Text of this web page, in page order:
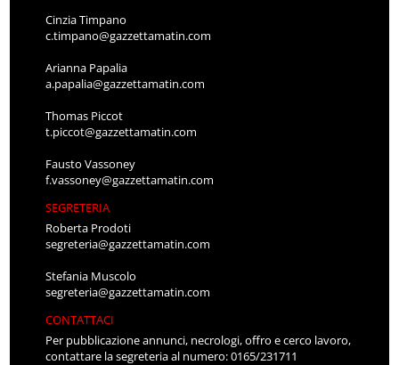
Cinzia Timpano
c.timpano@gazzettamatin.com
Arianna Papalia
a.papalia@gazzettamatin.com
Thomas Piccot
t.piccot@gazzettamatin.com
Fausto Vassoney
f.vassoney@gazzettamatin.com
SEGRETERIA
Roberta Prodoti
segreteria@gazzettamatin.com
Stefania Muscolo
segreteria@gazzettamatin.com
CONTATTACI
Per pubblicazione annunci, necrologi, offro e cerco lavoro,
contattare la segreteria al numero: 0165/231711